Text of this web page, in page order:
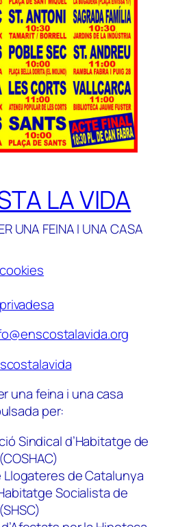
LA VIDA
UNA FEINA I UNA CASA
una feina i una casa
per:
Sindical d’Habitatge de
de Catalunya
Socialista de